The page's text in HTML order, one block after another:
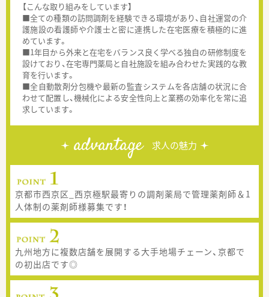
【こんな取り組みをしています】
■全ての種類の訪問調剤を経験できる環境があり、自社運営の介
護施設の看護師や介護士と密に連携した在宅医療を積極的に進
めています。
■1年目から外来と在宅をバランス良く学べる独自の研修制度を
設けており、在宅専門薬局と自社施設を組み合わせた実践的な教
育を行います。
■全自動散剤分包機や最新の監査システムを各店舗の状況に合
わせて配置し、機械化による安全性向上と業務の効率化を常に追
求しています。
advantage 求人の魅力
京都市西京区_西京極駅最寄りの調剤薬局で管理薬剤師＆1
人体制の薬剤師様募集です！
九州地方に複数店舗を展開する大手地場チェーン、京都で
の初出店です◎